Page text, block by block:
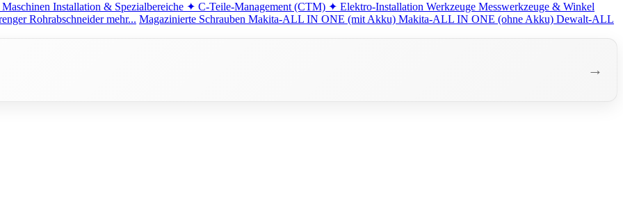
Installation & Spezialbereiche ✦ C-Teile-Management (CTM) ✦ Elektro-Installation Werkzeuge Messwerkzeuge & Winkel
Rohrabschneider mehr... Magazinierte Schrauben Makita-ALL IN ONE (mit Akku) Makita-ALL IN ONE (ohne Akku) Dewalt-ALL
→